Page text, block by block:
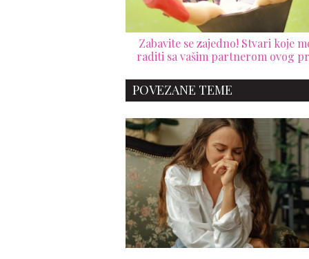
Zabavite se zajedno! Stvari koje
raditi sa vašim partnerom ovog
POVEZANE TEME